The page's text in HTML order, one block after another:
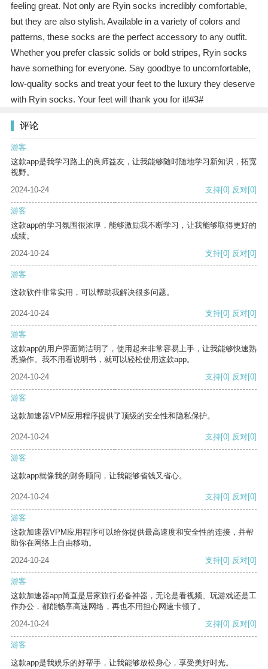
feeling great. Not only are Ryin socks incredibly comfortable,
but they are also stylish. Available in a variety of colors and
patterns, these socks are the perfect accessory to any outfit.
Whether you prefer classic solids or bold stripes, Ryin socks
have something for everyone. Say goodbye to uncomfortable,
low-quality socks and treat your feet to the luxury they deserve
with Ryin socks. Your feet will thank you for it!#3#
评论
游客
这款app是我学习路上的良师益友，让我能够随时随地学习新知识，拓宽
视野。
2024-10-24
支持[0] 反对[0]
游客
这款app的学习氛围很浓厚，能够激励我不断学习，让我能够取得更好的
成绩。
2024-10-24
支持[0] 反对[0]
游客
这款软件非常实用，可以帮助我解决很多问题。
2024-10-24 支持[0] 反对[0]
游客
这款app的用户界面简洁明了，使用起来非常容易上手，让我能够快速熟
悉操作。我不用看说明书，就可以轻松使用这款app。
2024-10-24
支持[0] 反对[0]
游客
这款加速器VPM应用程序提供了顶级的安全性和隐私保护。
2024-10-24 支持[0] 反对[0]
游客
这款app就像我的财务顾问，让我能够省钱又省心。
2024-10-24 支持[0] 反对[0]
游客
这款加速器VPM应用程序可以给你提供最高速度和安全性的连接，并帮
助你在网络上自由移动。
2024-10-24
支持[0] 反对[0]
游客
这款加速器app简直是居家旅行必备神器，无论是看视频、玩游戏还是工
作办公，都能畅享高速网络，再也不用担心网速卡顿了。
2024-10-24
支持[0] 反对[0]
游客
这款app是我娱乐的好帮手，让我能够放松身心，享受美好时光。